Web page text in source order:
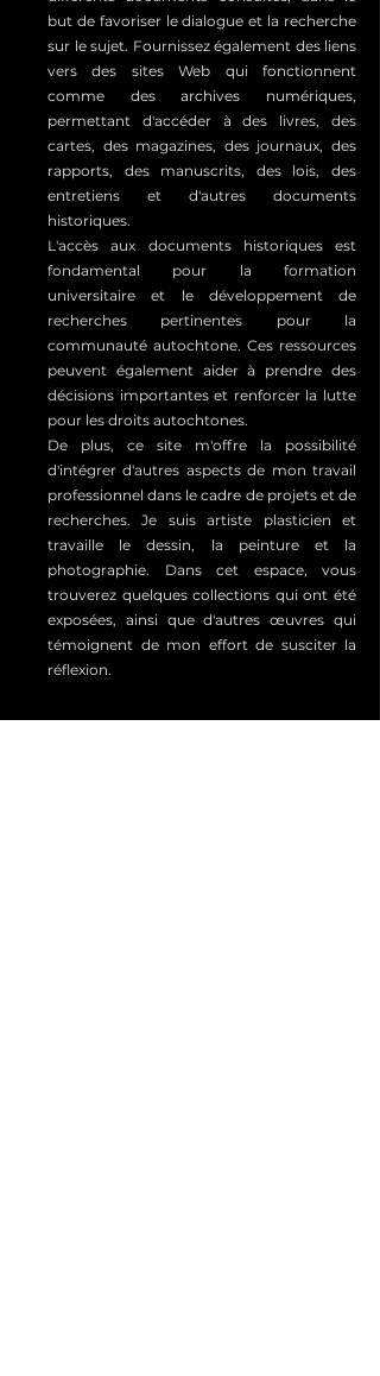
but de favoriser le dialogue et la recherche
sur le sujet. Fournissez également des liens
vers des sites Web qui fonctionnent
comme des archives numériques,
permettant d'accéder à des livres, des
cartes, des magazines, des journaux, des
rapports, des manuscrits, des lois, des
entretiens et d'autres documents
historiques.
L'accès aux documents historiques est
fondamental pour la formation
universitaire et le développement de
recherches pertinentes pour la
communauté autochtone. Ces ressources
peuvent également aider à prendre des
décisions importantes et renforcer la lutte
pour les droits autochtones.
De plus, ce site m'offre la possibilité
d'intégrer d'autres aspects de mon travail
professionnel dans le cadre de projets et de
recherches. Je suis artiste plasticien et
travaille le dessin, la peinture et la
photographie. Dans cet espace, vous
trouverez quelques collections qui ont été
exposées, ainsi que d'autres œuvres qui
témoignent de mon effort de susciter la
réflexion.